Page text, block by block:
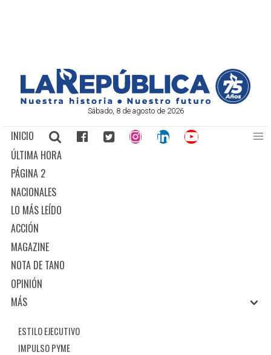
Sábado, 8 de agosto de 2026
INICIO
ÚLTIMA HORA
PÁGINA 2
NACIONALES
LO MÁS LEÍDO
ACCIÓN
MAGAZINE
NOTA DE TANO
OPINIÓN
MÁS
ESTILO EJECUTIVO
IMPULSO PYME